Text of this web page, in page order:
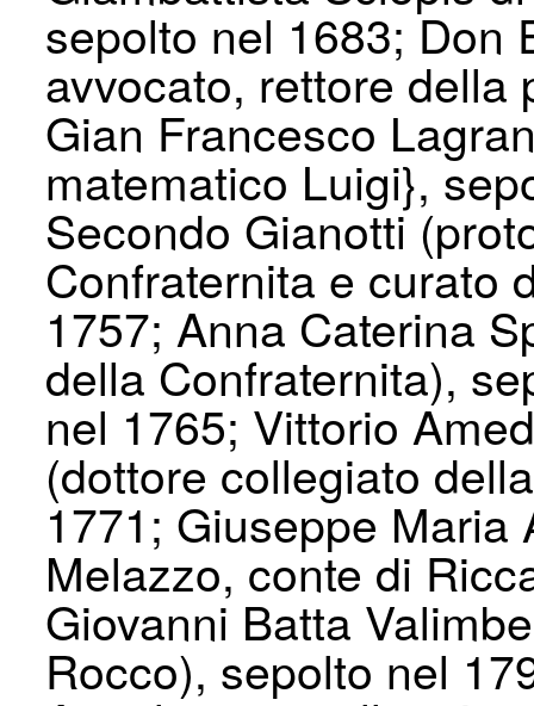
sepolto nel 1683; Don
avvocato, rettore della
Gian Francesco
matematico Luigi},
Secondo Gianotti
Confraternita e curato
1757; Anna Caterina
della Confraternita),
nel 1765; Vittorio
(dottore collegiato
1771; Giuseppe
Melazzo, conte di
Giovanni Batta
Rocco), sepolto nel